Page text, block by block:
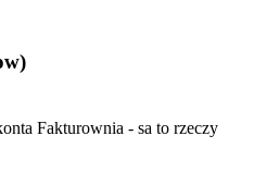
Fakturownia - sa to rzeczy